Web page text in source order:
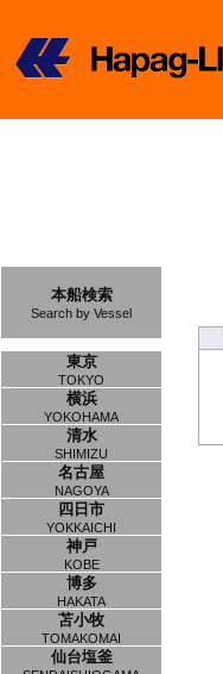
本船検索
Search by Vessel
東京
TOKYO
横浜
YOKOHAMA
清水
SHIMIZU
名古屋
NAGOYA
四日市
YOKKAICHI
神戸
KOBE
博多
HAKATA
苫小牧
TOMAKOMAI
仙台塩釜